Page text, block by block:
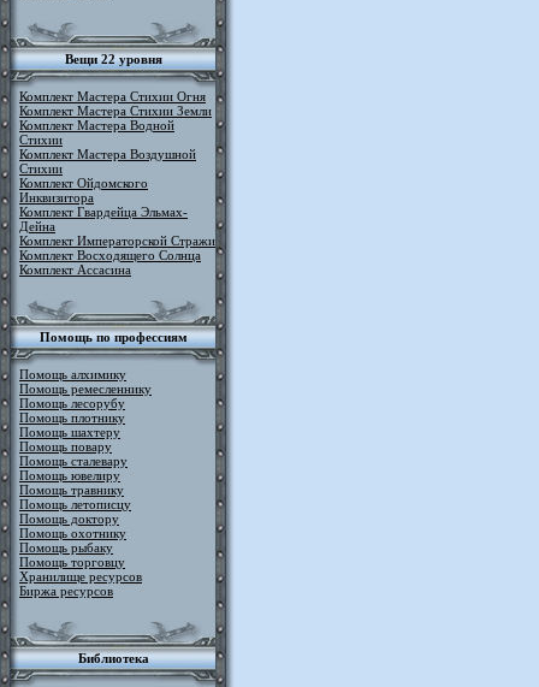
Вещи 22 уровня
Комплект Мастера Стихии Огня
Комплект Мастера Стихии Земли
Комплект Мастера Водной
Стихии
Комплект Мастера Воздушной
Стихии
Комплект Ойдомского
Инквизитора
Комплект Гвардейца Эльмах-
Дейна
Комплект Императорской Стражи
Комплект Восходящего Солнца
Комплект Ассасина
Помощь по профессиям
Помощь алхимику
Помощь ремесленнику
Помощь лесорубу
Помощь плотнику
Помощь шахтеру
Помощь повару
Помощь сталевару
Помощь ювелиру
Помощь травнику
Помощь летописцу
Помощь доктору
Помощь охотнику
Помощь рыбаку
Помощь торговцу
Хранилище ресурсов
Биржа ресурсов
Библиотека